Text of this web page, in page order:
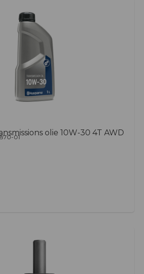
olie 10W-30 4T AWD
01